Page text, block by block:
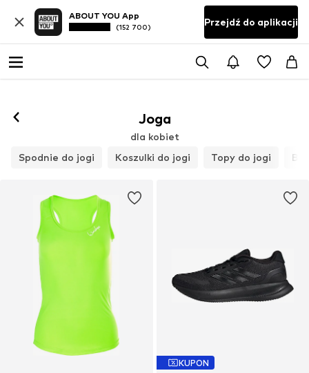
ABOUT YOU App
(152 700) Przejdź do aplikacji
Joga
dla kobiet
Spodnie do jogi
Koszulki do jogi Topy do jogi
KUPON